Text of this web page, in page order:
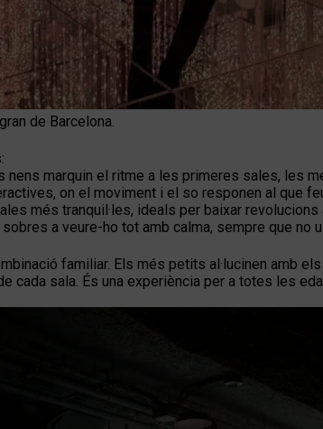
de Barcelona.
nens marquin el ritme a les primeres sales, les
on el moviment i el so responen al que
més tranquil·les, ideals per baixar revolucions
a veure-ho tot amb calma, sempre que no
familiar. Els més petits al·lucinen amb
cada sala. És una experiència per a totes les